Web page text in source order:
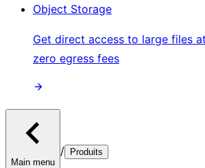
Object Storage
Get direct access to large files
zero egress fees
Main menu
/ Produits